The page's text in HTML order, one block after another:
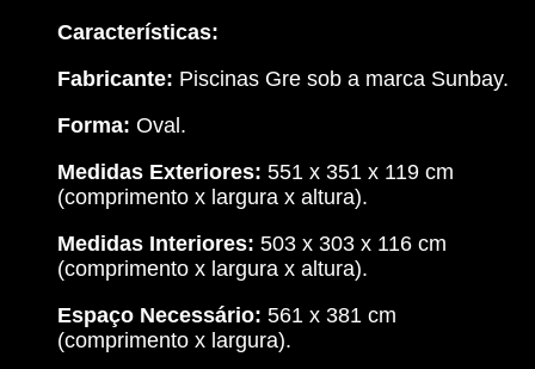
Características:
Fabricante: Piscinas Gre sob a marca Sunbay.
Forma: Oval.
Medidas Exteriores: 551 x 351 x 119 cm
(comprimento x largura x altura).
Medidas Interiores: 503 x 303 x 116 cm
(comprimento x largura x altura).
Espaço Necessário: 561 x 381 cm
(comprimento x largura).